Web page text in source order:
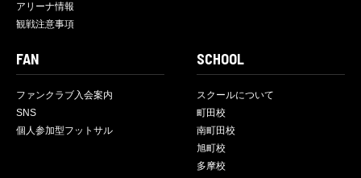
アリーナ情報
観戦注意事項
FAN
ファンクラブ入会案内
SNS
個人参加型フットサル
SCHOOL
スクールについて
町田校
南町田校
旭町校
多摩校